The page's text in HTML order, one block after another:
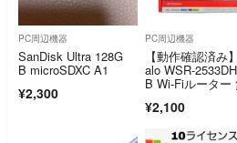
PC周辺機器
SanDisk Ultra 128G
B microSDXC A1
¥2,300
PC周辺機器
【動作確認済み
alo WSR-
B Wi-Fiルーター
N親機 バッファロ
¥2,100